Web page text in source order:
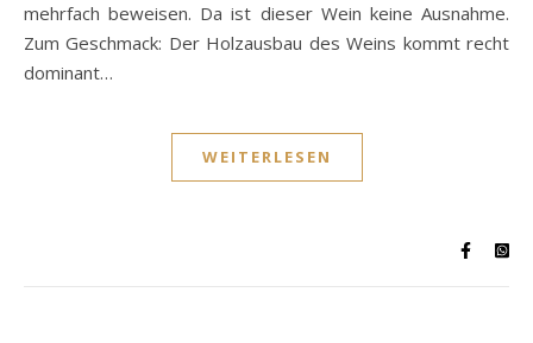
mehrfach beweisen. Da ist dieser Wein keine Ausnahme.
Zum Geschmack: Der Holzausbau des Weins kommt recht
dominant…
WEITERLESEN